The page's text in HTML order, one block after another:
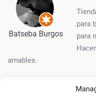
Batseba Burgos
para
para
amables.